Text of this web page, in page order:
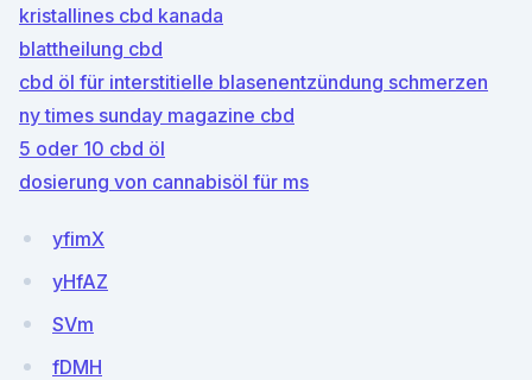
kristallines cbd kanada
blattheilung cbd
cbd öl für interstitielle blasenentzündung schmerzen
ny times sunday magazine cbd
5 oder 10 cbd öl
dosierung von cannabisöl für ms
yfimX
yHfAZ
SVm
fDMH